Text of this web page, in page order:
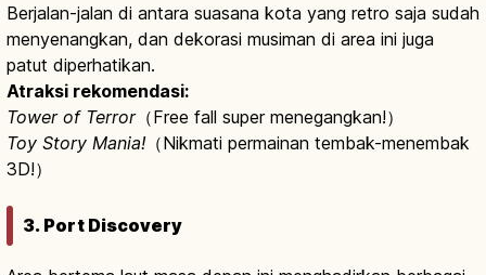
Berjalan-jalan di antara suasana kota yang retro saja sudah
menyenangkan, dan dekorasi musiman di area ini juga
patut diperhatikan.
Atraksi rekomendasi:
Tower of Terror（Free fall super menegangkan!）
Toy Story Mania!（Nikmati permainan tembak-menembak
3D!）
3. Port Discovery